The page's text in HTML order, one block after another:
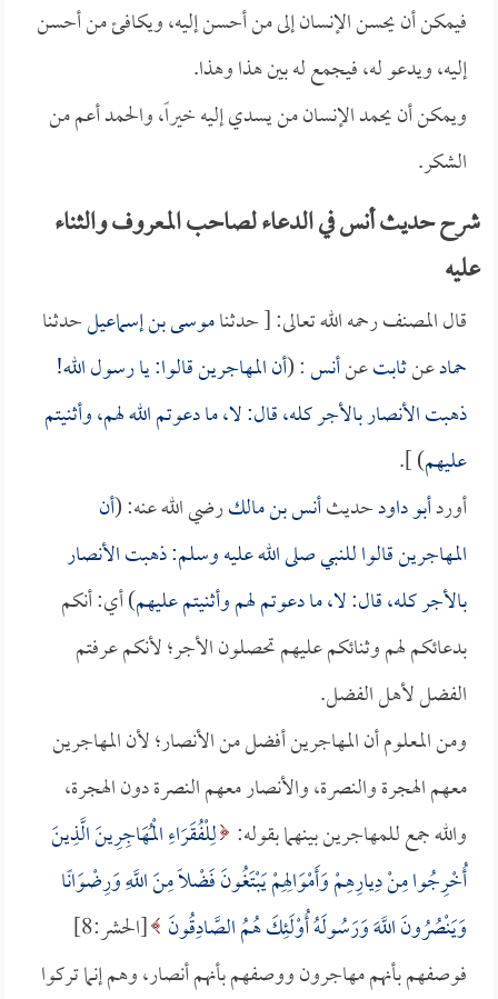
فيمكن أن يحسن الإنسان إلى من أحسن إليه، ويكافئ من أحسن
إليه، ويدعو له، فيجمع له بين هذا وهذا.
ويمكن أن يحمد الإنسان من يسدي إليه خيراً، والحمد أعم من
الشكر.
شرح حديث أنس في الدعاء لصاحب المعروف والثناء
عليه
قال المصنف رحمه الله تعالى: [ حدثناموسى بن إسماعيلحدثنا
حمادعنثابتعنأنس: (أن المهاجرين قالوا: يا رسول الله!
ذهبت الأنصار بالأجر كله، قال: لا، ما دعوتم الله لهم، وأثنيتم
عليهم) ].
أوردأبو داودحديثأنس بن مالكرضي الله عنه: (أن
المهاجرين قالوا للنبي صلى الله عليه وسلم: ذهبت الأنصار
بالأجر كله، قال: لا، ما دعوتم لهم وأثنيتم عليهم) أي: أنكم
بدعائكم لهم وثنائكم عليهم تحصلون الأجر؛ لأنكم عرفتم
الفضل لأهل الفضل.
ومن المعلوم أن المهاجرين أفضل من الأنصار؛ لأن المهاجرين
معهم الهجرة والنصرة، والأنصار معهم النصرة دون الهجرة،
والله جمع للمهاجرين بينهما بقوله: لِلْفُقَرَاءِ الْمُهَاجِرِينَ الَّذِينَ
أُخْرِجُوا مِنْ دِيارِهِمْ وَأَمْوَالِهِمْ يَبْتَغُونَ فَضْلًا مِنَ اللَّهِ وَرِضْوَانًا
وَيَنْصُرُونَ اللَّهَ وَرَسُولَهُ أُوْلَئِكَ هُمُ الصَّادِقُونَ
[الحشر:8]
فوصفهم بأنهم مهاجرون ووصفهم بأنهم أنصار، وهم إنما تركوا